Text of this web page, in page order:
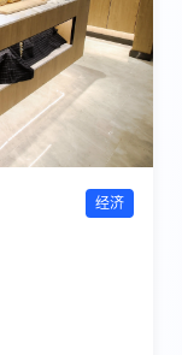
经济